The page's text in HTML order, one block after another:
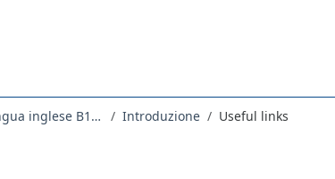
2973LETTORATO - Formazione:Lettorato lingua inglese B1 2023 Introduzione Useful links